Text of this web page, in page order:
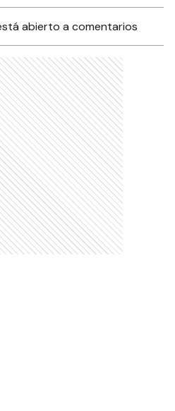
abierto a comentarios